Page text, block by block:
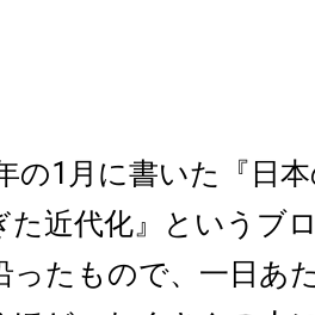
の1月に書いた『日
た近代化』というブ
ったもので、一日あ